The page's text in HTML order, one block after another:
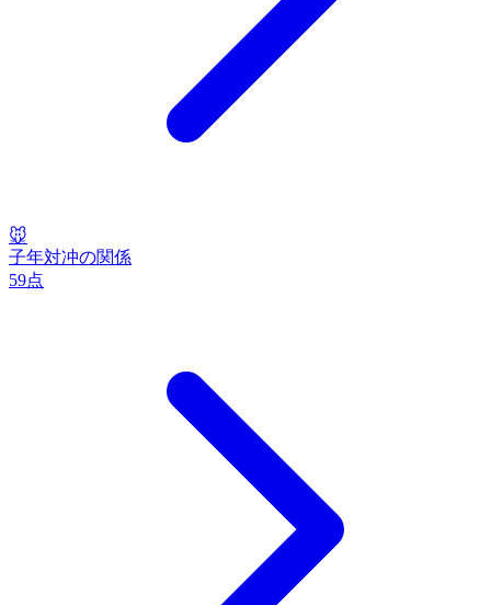
🐭
子年対冲の関係
59点